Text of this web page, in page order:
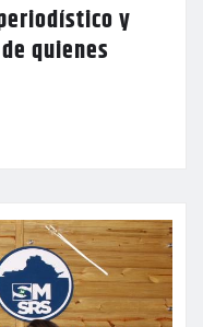
y
quienes